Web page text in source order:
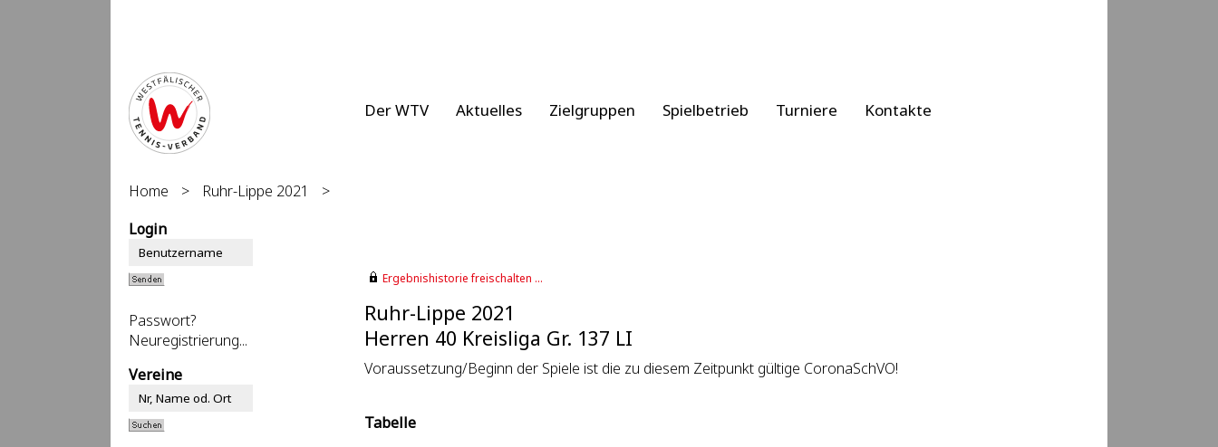
Der WTV Aktuelles Zielgruppen Spielbetrieb Turniere Kontakte
Home > Ruhr-Lippe 2021
>
Login
Passwort?
Neuregistrierung...
Vereine
Ergebnishistorie freischalten ...
Ruhr-Lippe 2021
Herren 40 Kreisliga Gr. 137 LI
Voraussetzung/Beginn der Spiele ist die zu diesem Zeitpunkt gültige CoronaSchVO!
Tabelle